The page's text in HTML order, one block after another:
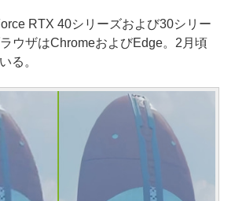
RTX 40シリーズおよび30シリー
ウザはChromeおよびEdge。2月頃
る。